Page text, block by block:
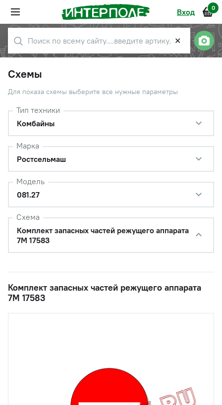
Вход 0
✕
Схемы
Для показа схемы выберите все нужные параметры
Тип техники
Комбайны
Марка
Ростсельмаш
Модель
081.27
Схема
Комплект запасных частей режущего аппарата
7М 17583
Комплект запасных частей режущего аппарата
7М 17583